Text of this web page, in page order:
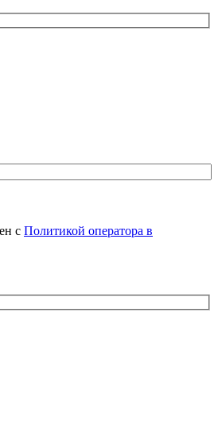
с Политикой оператора в